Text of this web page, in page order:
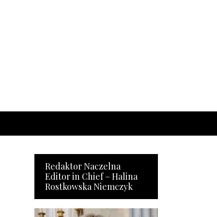
Redaktor Naczelna
Editor in Chief – Halina
Rostkowska Niemczyk